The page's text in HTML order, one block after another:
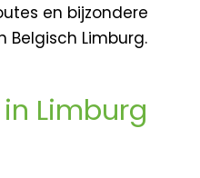
en bijzondere
Belgisch Limburg.
Limburg